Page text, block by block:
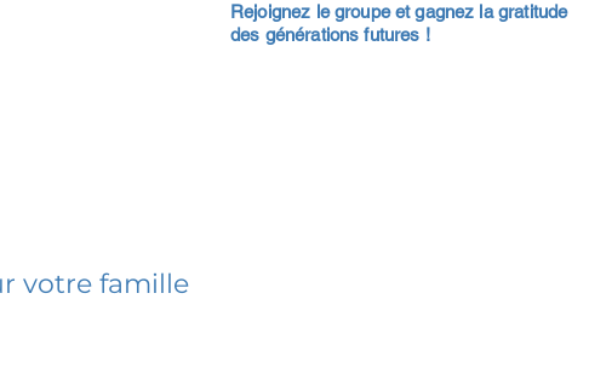
Rejoignez le groupe et gagnez la gratitude
des générations futures !
votre famille